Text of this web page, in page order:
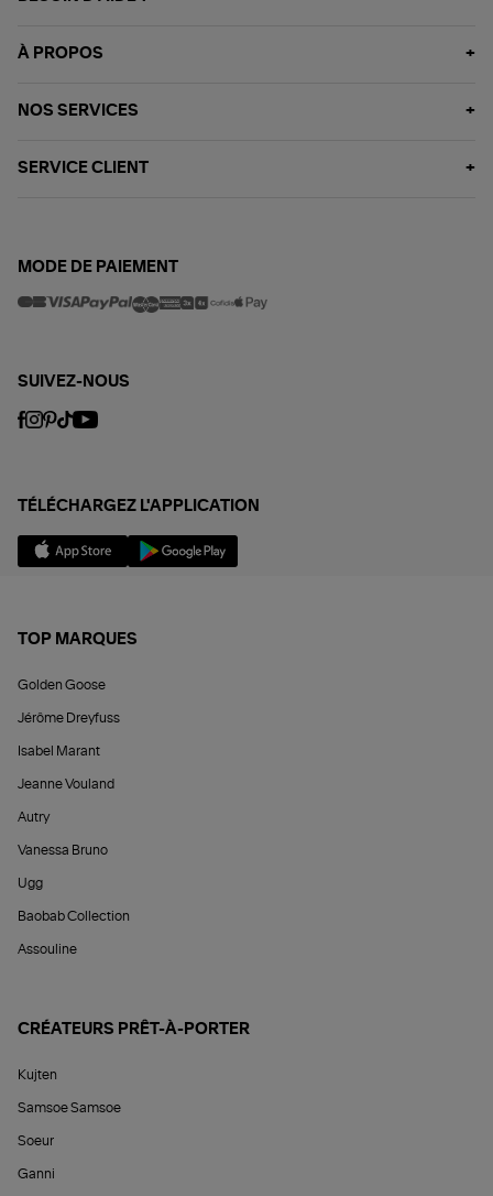
À PROPOS
NOS SERVICES
SERVICE CLIENT
MODE DE PAIEMENT
SUIVEZ-NOUS
TÉLÉCHARGEZ L'APPLICATION
TOP MARQUES
Golden Goose
Jérôme Dreyfuss
Isabel Marant
Jeanne Vouland
Autry
Vanessa Bruno
Ugg
Baobab Collection
Assouline
CRÉATEURS PRÊT-À-PORTER
Kujten
Samsoe Samsoe
Soeur
Ganni